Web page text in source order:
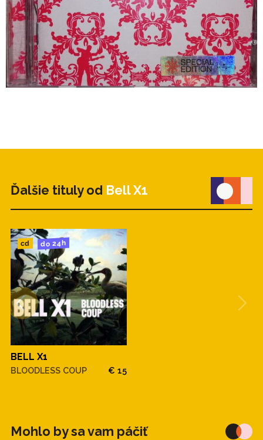
Ďalšie tituly od Bell X1
cd do 24h
BELL X1
BLOODLESS COUP € 15
Mohlo by sa vam páčiť